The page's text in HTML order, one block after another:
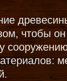
чтобы